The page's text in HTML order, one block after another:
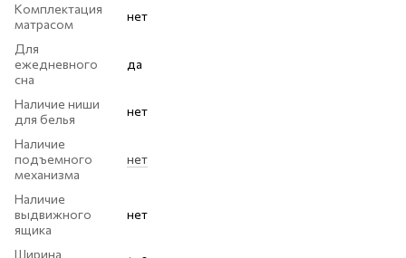
Комплектация
матрасом
нет
Для
ежедневного
сна
да
Наличие ниши
для белья
нет
Наличие
подъемного
механизма
нет
Наличие
выдвижного
ящика
нет
Ширина